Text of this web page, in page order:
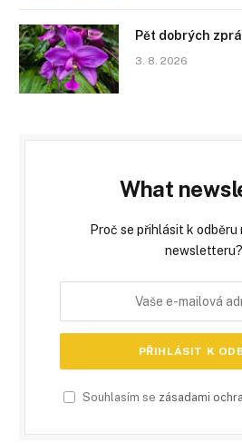
Pět dobrých
3. 8. 2026
What
Proč se přihlásit k odběru
newsletteru?
Souhlasím se zásadami